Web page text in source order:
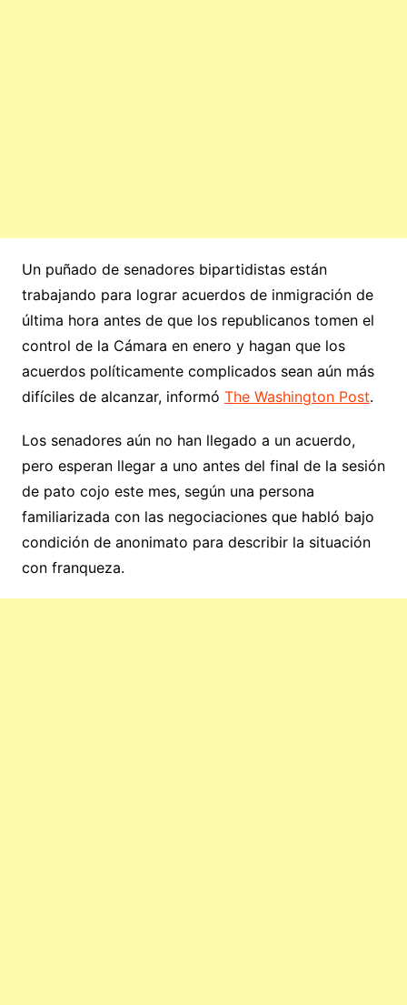
Un puñado de senadores bipartidistas están
trabajando para lograr acuerdos de inmigración de
última hora antes de que los republicanos tomen el
control de la Cámara en enero y hagan que los
acuerdos políticamente complicados sean aún más
difíciles de alcanzar, informó The Washington Post.
Los senadores aún no han llegado a un acuerdo,
pero esperan llegar a uno antes del final de la sesión
de pato cojo este mes, según una persona
familiarizada con las negociaciones que habló bajo
condición de anonimato para describir la situación
con franqueza.